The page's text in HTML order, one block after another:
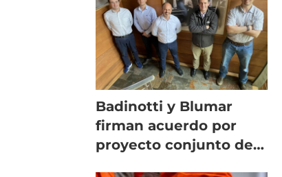
Badinotti y Blumar
firman acuerdo por
proyecto conjunto de